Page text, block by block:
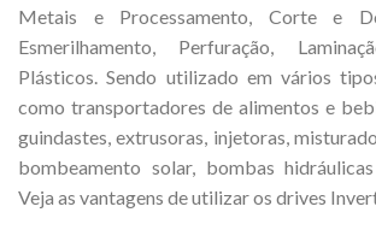
Metais e Processamento, Corte e
Esmerilhamento, Perfuração,
Plásticos. Sendo utilizado em vários
como transportadores de alimentos e
guindastes, extrusoras, injetoras,
bombeamento solar, bombas
Veja as vantagens de utilizar os drives